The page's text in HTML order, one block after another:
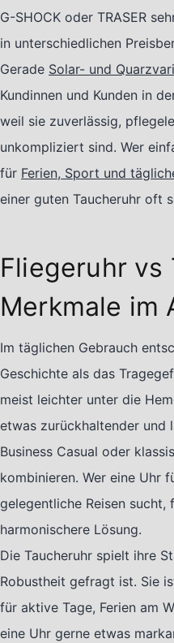
G-SHOCK oder TRASER
in unterschiedlichen
Gerade Solar- und
Kundinnen und Kunden in
weil sie zuverlässig,
unkompliziert sind. Wer
für Ferien, Sport und
einer guten Taucheruhr oft
Fliegeruhr vs
Merkmale im
Im täglichen Gebrauch
Geschichte als das
meist leichter unter die
etwas zurückhaltender und
Business Casual oder
kombinieren. Wer eine Uhr
gelegentliche Reisen
harmonischere Lösung.
Die Taucheruhr spielt ihre
Robustheit gefragt ist. Sie
für aktive Tage, Ferien am
eine Uhr gerne etwas